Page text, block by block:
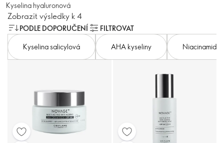
Kyselina hyaluronová
Zobrazit výsledky k 4
PODLE DOPORUČENÍ
FILTROVAT
Kyselina salicylová
AHA kyseliny Niacinamid